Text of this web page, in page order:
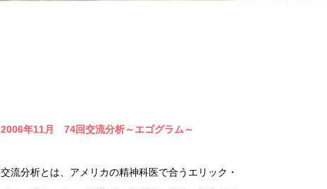
2006年11月 74回交流分析～エゴグラム～
交流分析とは、アメリカの精神科医で合うエリック・